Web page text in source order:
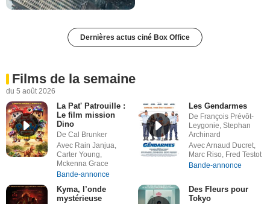
Dernières actus ciné Box Office
Films de la semaine
du 5 août 2026
La Pat' Patrouille :
Le film mission
Dino
De Cal Brunker
Avec Rain Janjua,
Carter Young,
Mckenna Grace
Bande-annonce
Les Gendarmes
De François Prévôt-
Leygonie, Stephan
Archinard
Avec Arnaud Ducret,
Marc Riso, Fred Testot
Bande-annonce
Kyma, l’onde
mystérieuse
Des Fleurs pour
Tokyo